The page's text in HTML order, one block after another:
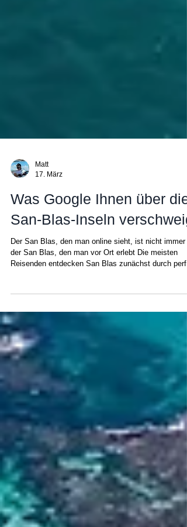
Matt
17. März
Was Google Ihnen über die
San-Blas-Inseln
Reisenden entdecken San Blas zunächst durch
oder Werbung für günstige Inselrundfahrten, die ein
Paradies versprechen: türkisfarbenes Wasser,
menschenleere Strände, Palmen, die sich über
puderweißen Sand neigen. Doch bei ihrer Ankunft ist
die Realität oft ganz anders. Statt die karibischen
Inseln zu erkunden, finden si